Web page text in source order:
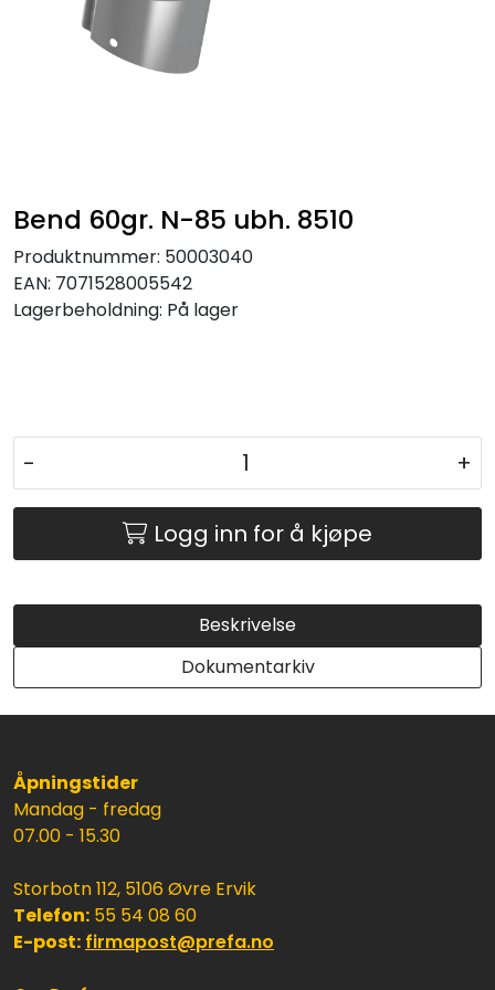
Bend 60gr. N-85 ubh. 8510
Produktnummer: 50003040
EAN: 7071528005542
Lagerbeholdning: På lager
- +
Logg inn for å kjøpe
Beskrivelse
Dokumentarkiv
Åpningstider
Mandag - fredag
07.00 - 15.30
Storbotn 112, 5106 Øvre Ervik
Telefon: 55 54 08 60
E-post: firmapost@prefa.no